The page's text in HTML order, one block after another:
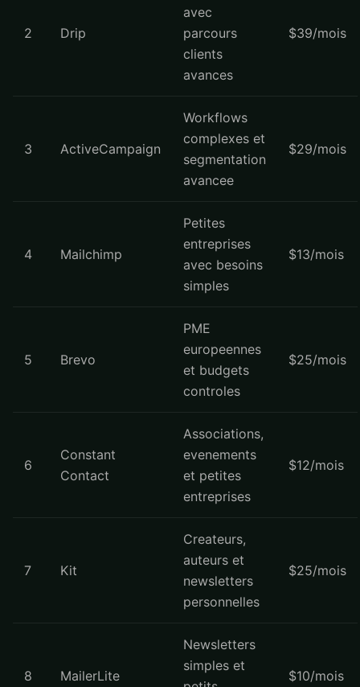
2 Drip
avec
parcours
clients
avances
$39/mois
3 ActiveCampaign
Workflows
complexes et
segmentation
avancee
$29/mois
4 Mailchimp
Petites
entreprises
avec besoins
simples
$13/mois
5 Brevo
PME
europeennes
et budgets
controles
$25/mois
6
Constant
Contact
Associations,
evenements
et petites
entreprises
$12/mois
7 Kit
Createurs,
auteurs et
newsletters
personnelles
$25/mois
8 MailerLite
Newsletters
simples et
$10/mois